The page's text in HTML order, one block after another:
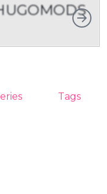
向
Tags